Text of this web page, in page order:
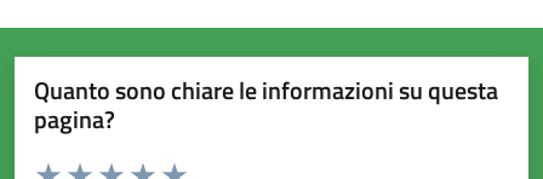
Quanto sono chiare le informazioni su questa
pagina?
Valuta da 1 a 5 stelle la pagina